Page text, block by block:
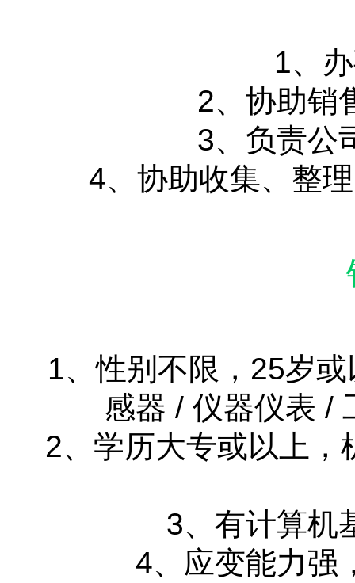
1、
2、协助销
3、负责公
4、协助收集、整
1、性别不限，25岁
感器 / 仪器仪表 /
2、学历大专或以上
3、有计算机
4、应变能力强